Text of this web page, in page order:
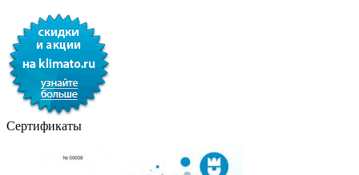
Сертификаты